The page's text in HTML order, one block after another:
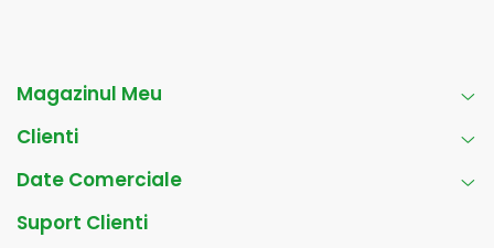
Magazinul Meu
Clienti
Date Comerciale
Suport Clienti